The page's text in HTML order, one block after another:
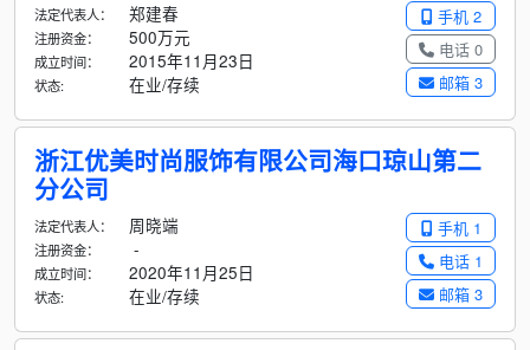
手机 2
电话 0
邮箱 3
法定代表人： 郑建春
注册资金： 500万元
成立时间： 2015年11月23日
状态: 在业/存续
浙江优美时尚服饰有限公司海口琼山第二
分公司
手机 1
电话 1
邮箱 3
法定代表人： 周晓端
注册资金： -
成立时间： 2020年11月25日
状态: 在业/存续